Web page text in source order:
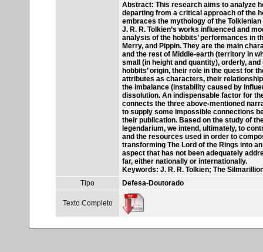
Abstract: This research aims to analyze
departing from a critical approach of the
embraces the mythology of the
J. R. R. Tolkien’s works influenced and
analysis of the hobbits’ performances in
Merry, and Pippin. They are the main
and the rest of Middle-earth (territory in
small (in height and quantity), orderly,
hobbits’ origin, their role in the quest for
attributes as characters, their
the imbalance (instability caused by
dissolution. An indispensable factor for
connects the three above-mentioned
to supply some impossible connections
their publication. Based on the study of
legendarium, we intend, ultimately, to
and the resources used in order to
transforming The Lord of the Rings into
aspect that has not been adequately
far, either nationally or internationally.
Keywords: J. R. R. Tolkien; The
Tipo
Defesa-Doutorado
Texto Completo